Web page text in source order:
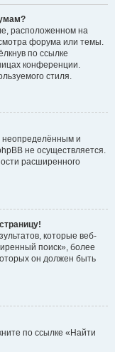
расположенном на
форума или темы.
по ссылке
конференции.
стиля.
неопределённым и
не осуществляется.
расширенного
которые веб-
поиск», более
он должен быть
по ссылке «Найти